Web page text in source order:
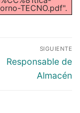
TECNO.pdf".
SIGUIENTE
Responsable de
Almacén